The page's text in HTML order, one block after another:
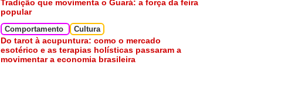
Tradição que movimenta o Guará: a força da feira
popular
Comportamento Cultura
Do tarot à acupuntura: como o mercado
esotérico e as terapias holísticas passaram a
movimentar a economia brasileira